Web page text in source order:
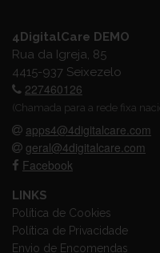
4DigitalCare DEMO
Rua da Igreja, 85
4415-937 Seixezelo
227460126
(Chamada para a rede fixa
apps4@4digitalcare.com
geral@4digitalcare.com
Facebook
LINKS
Política de Cookies
Política de Privacidade
Envio de Encomendas